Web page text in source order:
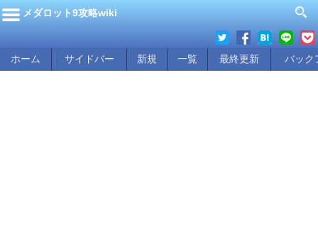
メダロット9攻略wiki
ホーム サイドバー 新規 一覧 最終更新 バック